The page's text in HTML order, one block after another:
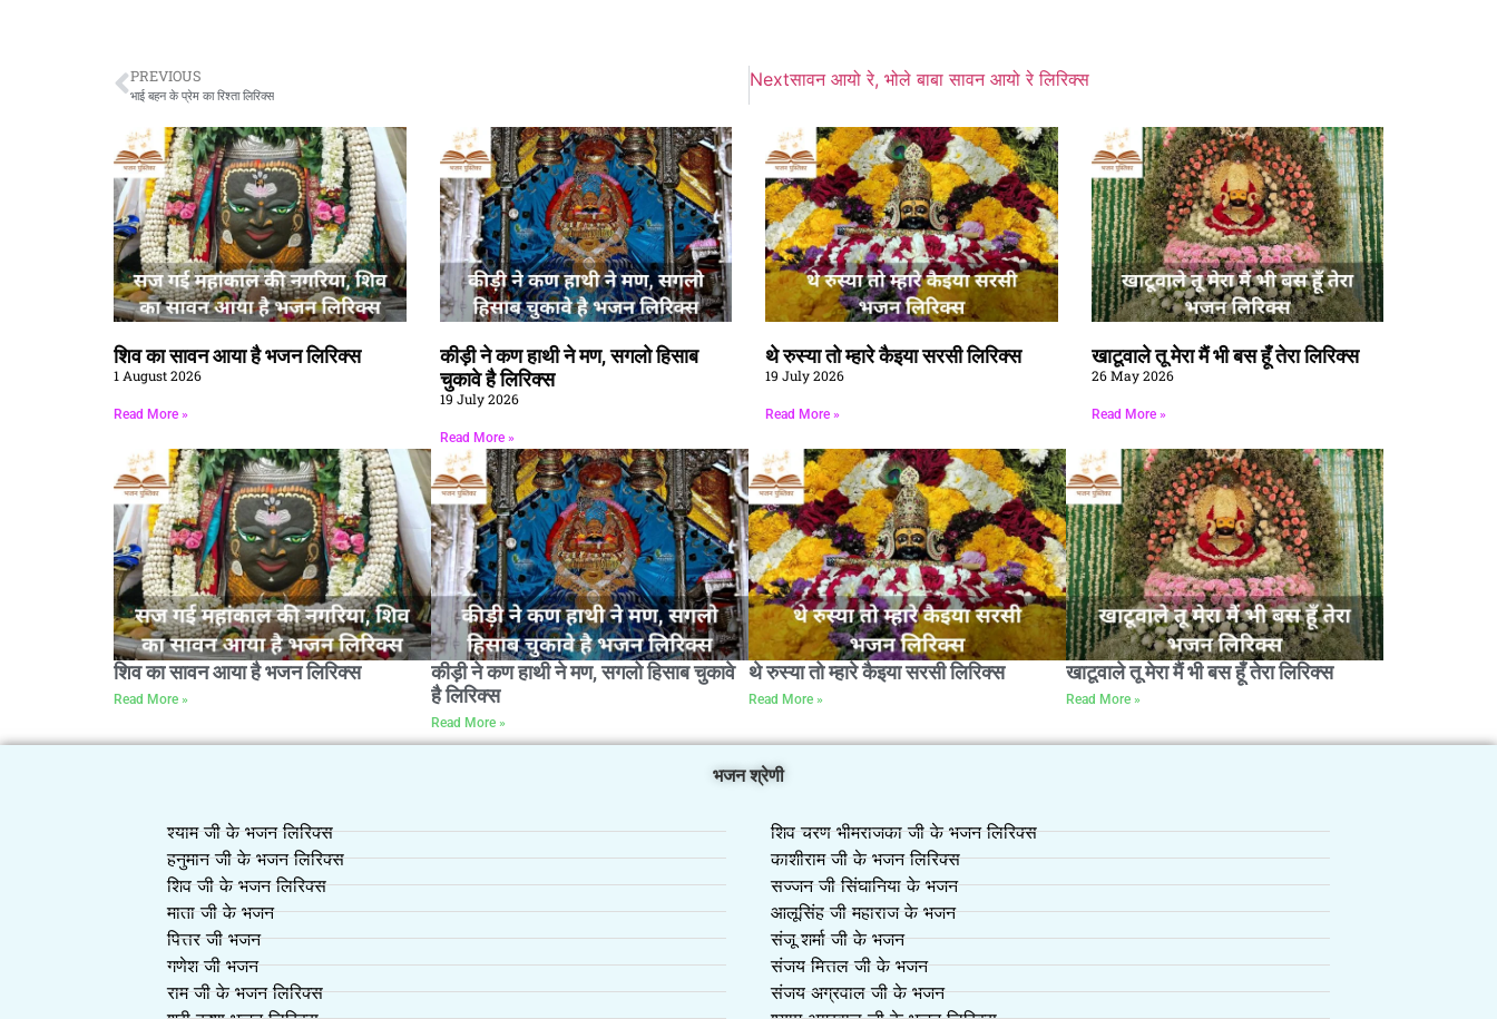
PREVIOUS
भाई बहन के प्रेम का रिश्ता लिरिक्स
Nextसावन आयो रे, भोले बाबा सावन आयो रे लिरिक्स
शिव का सावन आया है भजन लिरिक्स
1 August 2026
Read More »
कीड़ी ने कण हाथी ने मण, सगलो हिसाब
चुकावे है लिरिक्स
19 July 2026
Read More »
थे रुस्या तो म्हारे कैइया सरसी लिरिक्स
19 July 2026
Read More »
खाटूवाले तू मेरा मैं भी बस हूँ तेरा लिरिक्स
26 May 2026
Read More »
शिव का सावन आया है भजन लिरिक्स
Read More »
कीड़ी ने कण हाथी ने मण, सगलो हिसाब चुकावे
है लिरिक्स
Read More »
थे रुस्या तो म्हारे कैइया सरसी लिरिक्स
Read More »
खाटूवाले तू मेरा मैं भी बस हूँ तेरा लिरिक्स
Read More »
भजन श्रेणी
श्याम जी के भजन लिरिक्स
हनुमान जी के भजन लिरिक्स
शिव जी के भजन लिरिक्स
माता जी के भजन
पित्तर जी भजन
गणेश जी भजन
राम जी के भजन लिरिक्स
शिव चरण भीमराजका जी के भजन लिरिक्स
काशीराम जी के भजन लिरिक्स
सज्जन जी सिंघानिया के भजन
आलूसिंह जी महाराज के भजन
संजू शर्मा जी के भजन
संजय मित्तल जी के भजन
संजय अग्रवाल जी के भजन